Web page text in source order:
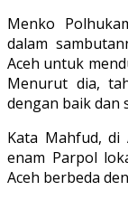
Menko
dalam
Aceh untuk
Menurut dia,
dengan baik dan
Kata Mahfud, di
enam Parpol
Aceh berbeda